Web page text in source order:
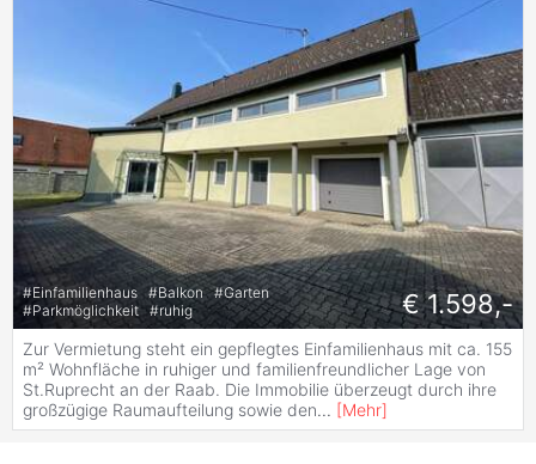
#Einfamilienhaus #Balkon #Garten
#Parkmöglichkeit #ruhig € 1.598,-
Zur Vermietung steht ein gepflegtes Einfamilienhaus mit ca. 155
m² Wohnfläche in ruhiger und familienfreundlicher Lage von
St.Ruprecht an der Raab. Die Immobilie überzeugt durch ihre
großzügige Raumaufteilung sowie den... [Mehr]